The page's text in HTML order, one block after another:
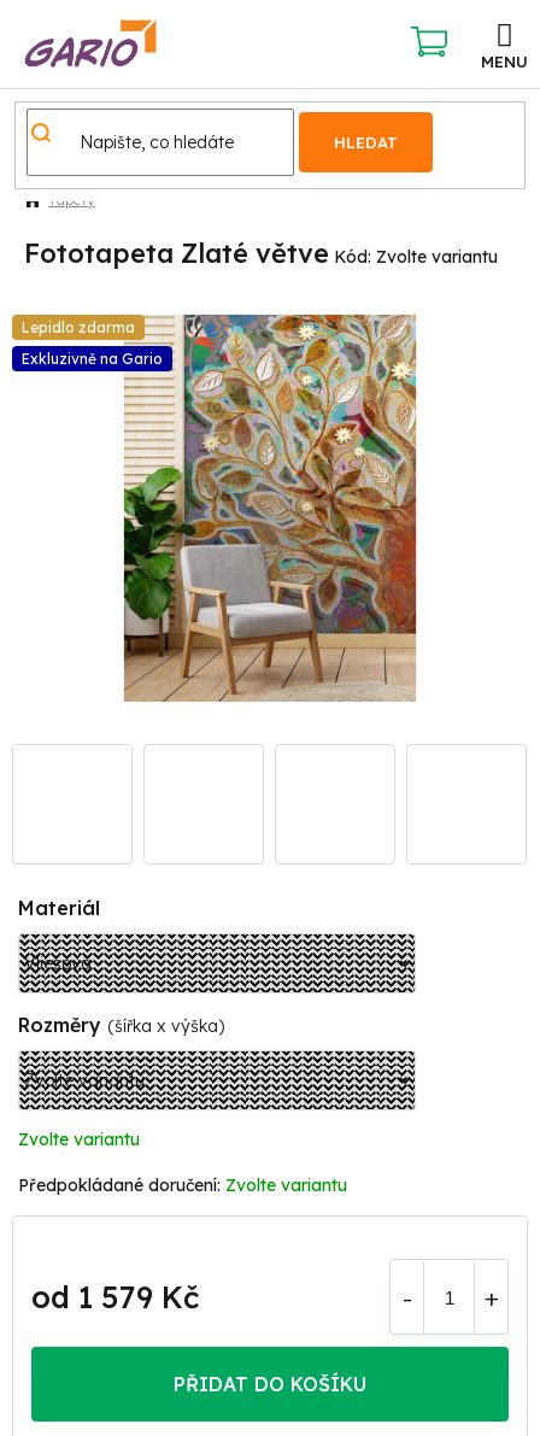
obsah
HLEDAT
NÁKUPNÍ
KOŠÍK
Tapety
Fototapeta Zlaté větve Kód: Zvolte variantu
Lepidlo zdarma
Exkluzivně na Gario
Materiál
Rozměry (šířka x výška)
Zvolte variantu
Zvolte variantu
od 1 579 Kč
cena:
PŘIDAT DO KOŠÍKU